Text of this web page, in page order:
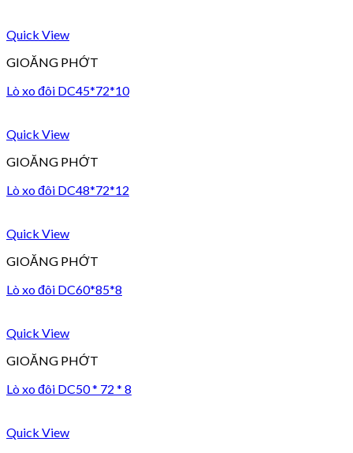
Quick View
GIOĂNG PHỚT
Lò xo đôi DC45*72*10
Quick View
GIOĂNG PHỚT
Lò xo đôi DC48*72*12
Quick View
GIOĂNG PHỚT
Lò xo đôi DC60*85*8
Quick View
GIOĂNG PHỚT
Lò xo đôi DC50 * 72 * 8
Quick View